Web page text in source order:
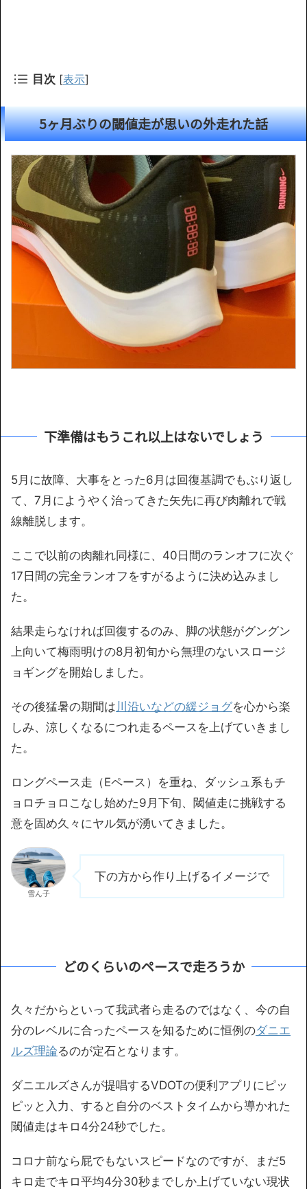
目次 [表示]
5ヶ月ぶりの閾値走が思いの外走れた話
下準備はもうこれ以上はないでしょう
5月に故障、大事をとった6月は回復基調でもぶり返し
て、7月にようやく治ってきた矢先に再び肉離れで戦
線離脱します。
ここで以前の肉離れ同様に、40日間のランオフに次ぐ
17日間の完全ランオフをすがるように決め込みまし
た。
結果走らなければ回復するのみ、脚の状態がグングン
上向いて梅雨明けの8月初旬から無理のないスロージ
ョギングを開始しました。
その後猛暑の期間は 川沿いなどの緩ジョグを心から楽
しみ、涼しくなるにつれ走るペースを上げていきまし
た。
ロングペース走（Eペース）を重ね、ダッシュ系もチ
ョロチョロこなし始めた9月下旬、閾値走に挑戦する
意を固め久々にヤル気が湧いてきました。
雪ん子
下の方から作り上げるイメージで
どのくらいのペースで走ろうか
久々だからといって我武者ら走るのではなく、今の自
分のレベルに合ったペースを知るために恒例のダニエ
ルズ理論るのが定石となります。
ダニエルズさんが提唱するVDOTの便利アプリにピッ
ピッと入力、すると自分のベストタイムから導かれた
閾値走はキロ4分24秒でした。
コロナ前なら屁でもないスピードなのですが、まだ5
キロ走でキロ平均4分30秒までしか上げていない現状